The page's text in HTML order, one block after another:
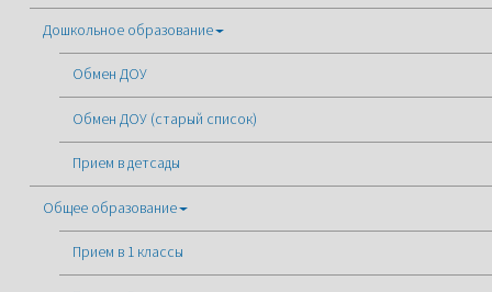
Дошкольное образование
Обмен ДОУ
Обмен ДОУ (старый список)
Прием в детсады
Общее образование
Прием в 1 классы